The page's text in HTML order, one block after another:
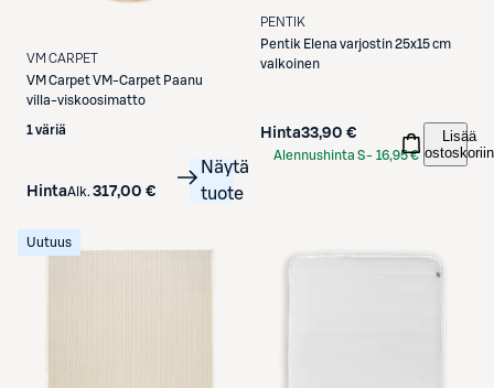
VM CARPET
VM CarpetVM-Carpet Paanu
villa-viskoosimatto
1 väriä
HintaAlk. 317,00 €
Näytä
tuote
PENTIK
Pentik Elena varjostin 25x15 cm
valkoinen
Hinta33,90 €
Alennushinta S- 16,95 €
Lisää
ostoskoriin
Uutuus